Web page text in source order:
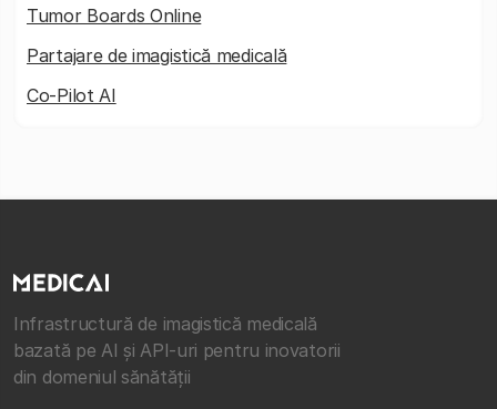
Tumor Boards Online
Partajare de imagistică medicală
Co-Pilot AI
Infrastructură de imagistică medicală
bazată pe AI și API-uri pentru inovatorii
din domeniul sănătății